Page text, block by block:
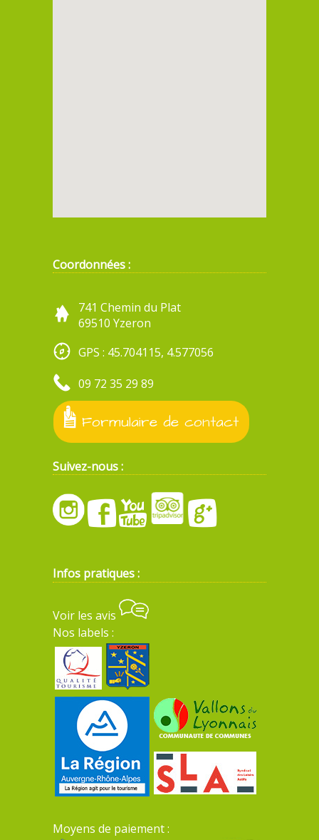
Coordonnées :
741 Chemin du Plat
69510 Yzeron
GPS : 45.704115, 4.577056
09 72 35 29 89
Formulaire de contact
Suivez-nous :
Infos pratiques :
Voir les avis
Nos labels :
Moyens de paiement :